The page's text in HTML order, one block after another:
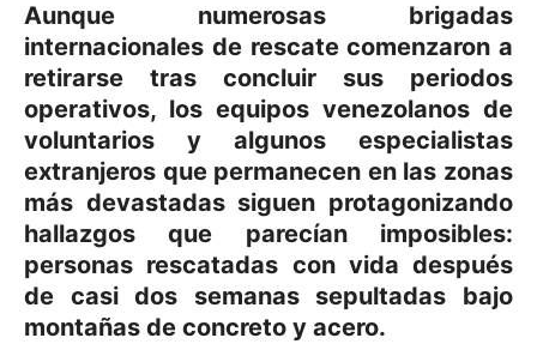
Aunque numerosas brigadas
internacionales de rescate comenzaron a
retirarse tras concluir sus periodos
operativos, los equipos venezolanos de
voluntarios y algunos especialistas
extranjeros que permanecen en las zonas
más devastadas siguen protagonizando
hallazgos que parecían imposibles:
personas rescatadas con vida después
de casi dos semanas sepultadas bajo
montañas de concreto y acero.